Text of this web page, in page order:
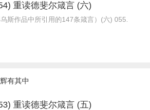
重读德斐尔箴言 (六)
斯作品中所引用的147条箴言）(六) 055.
有其中
重读德斐尔箴言 (五)